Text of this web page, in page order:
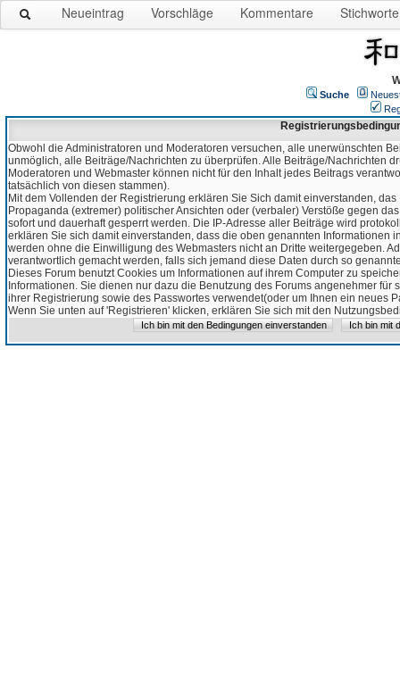
Neueintrag Vorschläge Kommentare Stichworte
Suche
Obwohl die Administratoren und Moderatoren versuchen, alle unerwünschten
unmöglich, alle Beiträge/Nachrichten zu überprüfen. Alle Beiträge/Nachrichten
Moderatoren und Webmaster können nicht für den Inhalt jedes Beitrags
tatsächlich von diesen stammen).
Mit dem Vollenden der Registrierung erklären Sie Sich damit einverstanden,
Propaganda (extremer) politischer Ansichten oder (verbaler) Verstöße gegen
sofort und dauerhaft gesperrt werden. Die IP-Adresse aller Beiträge wird
erklären Sie sich damit einverstanden, dass die oben genannten Informationen
werden ohne die Einwilligung des Webmasters nicht an Dritte weitergegeben.
verantwortlich gemacht werden, falls sich jemand diese Daten durch so
Dieses Forum benutzt Cookies um Informationen auf ihrem Computer zu
Informationen. Sie dienen nur dazu die Benutzung des Forums angenehmer
ihrer Registrierung sowie des Passwortes verwendet(oder um Ihnen ein neues
Wenn Sie unten auf 'Registrieren' klicken, erklären Sie sich mit den